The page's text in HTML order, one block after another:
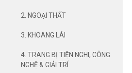
2. NGOẠI THẤT
3. KHOANG LÁI
4. TRANG BỊ TIỆN NGHI, CÔNG
NGHỆ & GIẢI TRÍ